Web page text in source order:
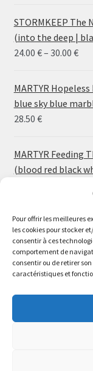
Pour offrir les meilleures
les cookies pour stocker
consentir à ces
comportement de
consentir ou de retirer
caractéristiques et
Le magasin
inclus. Les
The physical
august 17th
STORMKEEP The
(into the deep |
24.00 €– 30.00 €Price
MARTYR
blue sky blue
28.50 €
MARTYR Feeding
(blood red black
MARTYR Warp
green orange
23.00€